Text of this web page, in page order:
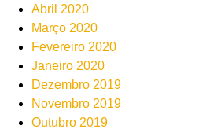
Abril 2020
Março 2020
Fevereiro 2020
Janeiro 2020
Dezembro 2019
Novembro 2019
Outubro 2019